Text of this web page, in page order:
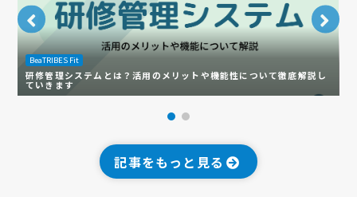
BeaTRIBES Fit
研修管理システムとは？活用のメリットや機能性について徹底解説し
ていきます
記事をもっと見る